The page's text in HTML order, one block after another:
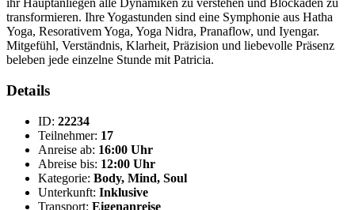
ihr Hauptanliegen alle Dynamiken zu verstehen und Blockaden zu
transformieren. Ihre Yogastunden sind eine Symphonie aus Hatha
Yoga, Resorativem Yoga, Yoga Nidra, Pranaflow, und Iyengar.
Mitgefühl, Verständnis, Klarheit, Präzision und liebevolle Präsenz
beleben jede einzelne Stunde mit Patricia.
Details
ID: 22234
Teilnehmer: 17
Anreise ab: 16:00 Uhr
Abreise bis: 12:00 Uhr
Kategorie: Body, Mind, Soul
Unterkunft: Inklusive
Transport: Eigenanreise